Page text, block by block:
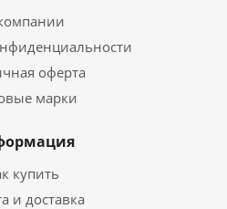
оферта
марки
купить
и доставка